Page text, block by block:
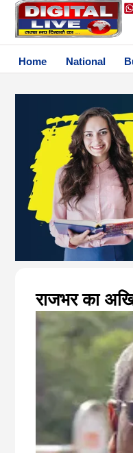
Home National
राजभर का